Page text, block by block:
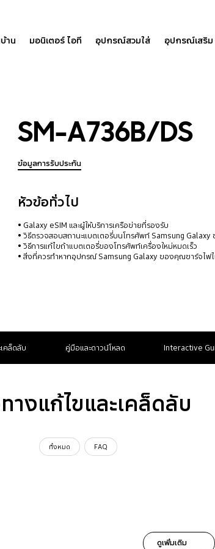
าน มอนิเตอร์ ไอที อุปกรณ์สวมใส่ อุปกรณ์เสริม
SM-A736B/DS
ข้อมูลการรับประกัน
หัวข้อทั่วไป
Galaxy eSIM และผู้ให้บริการเครือข่ายที่รองรับ
วิธีตรวจสอบสถานะแบตเตอรี่บนโทรศัพท์ Samsung
วิธีการแก้ไขถ้าแบตเตอรี่ของโทรศัพท์เครื่องใหม่หมดเร็ว
สิ่งที่ควรทำหากอุปกรณ์ Samsung Galaxy ของคุณชาร์จไฟไ
คล็ดลับ คู่มือและดาวน์โหลด Interactive
างแก้ไขและเคล็ดลับ
ทั้งหมด FAQ
ดูเพิ่มเติม